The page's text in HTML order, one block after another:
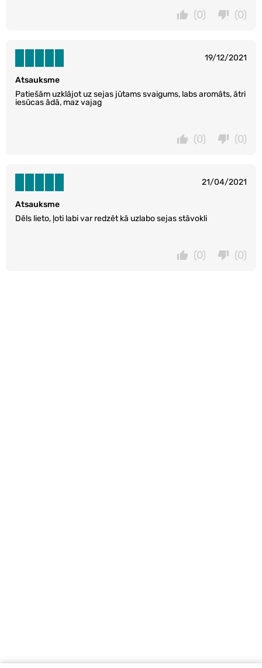
(0)
(0)
19/12/2021
Atsauksme
Patiešām uzklājot uz sejas jūtams svaigums, labs aromāts, ātri
iesūcas ādā, maz vajag
(0)
(0)
21/04/2021
Atsauksme
Dēls lieto, ļoti labi var redzēt kā uzlabo sejas stāvokli
(0)
(0)